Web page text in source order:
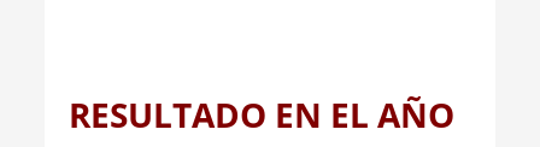
RESULTADO EN EL AÑO